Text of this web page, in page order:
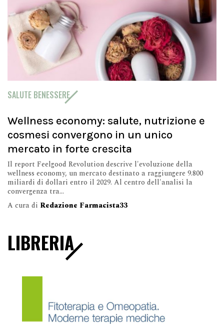
SALUTE BENESSERE
Wellness economy: salute, nutrizione e
cosmesi convergono in un unico
mercato in forte crescita
Il report Feelgood Revolution descrive l'evoluzione della
wellness economy, un mercato destinato a raggiungere 9.800
miliardi di dollari entro il 2029. Al centro dell'analisi la
convergenza tra...
A cura di Redazione Farmacista33
LIBRERIA